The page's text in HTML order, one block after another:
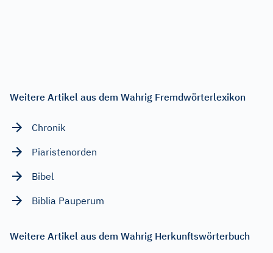
Weitere Artikel aus dem Wahrig Fremdwörterlexikon
Chronik
Piaristenorden
Bibel
Biblia Pauperum
Weitere Artikel aus dem Wahrig Herkunftswörterbuch